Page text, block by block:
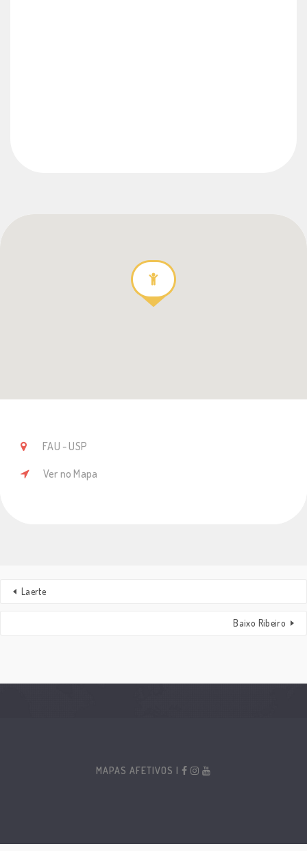
FAU - USP
Ver no Mapa
Laerte
Baixo Ribeiro
MAPAS AFETIVOS |